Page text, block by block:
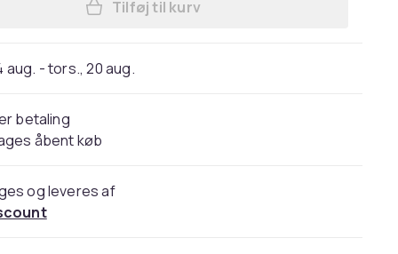
Læg Klocka - CASIO - G-Shock
Tilføj til kurv
aug. - tors., 20 aug.
betaling
åbent køb
og leveres af